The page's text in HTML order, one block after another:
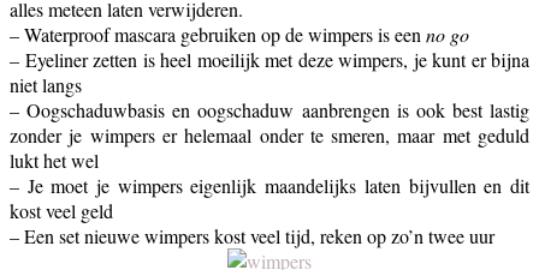
alles meteen laten verwijderen.
– Waterproof mascara gebruiken op de wimpers is een no go
– Eyeliner zetten is heel moeilijk met deze wimpers, je kunt er bijna
niet langs
– Oogschaduwbasis en oogschaduw aanbrengen is ook best lastig
zonder je wimpers er helemaal onder te smeren, maar met geduld
lukt het wel
– Je moet je wimpers eigenlijk maandelijks laten bijvullen en dit
kost veel geld
– Een set nieuwe wimpers kost veel tijd, reken op zo’n twee uur